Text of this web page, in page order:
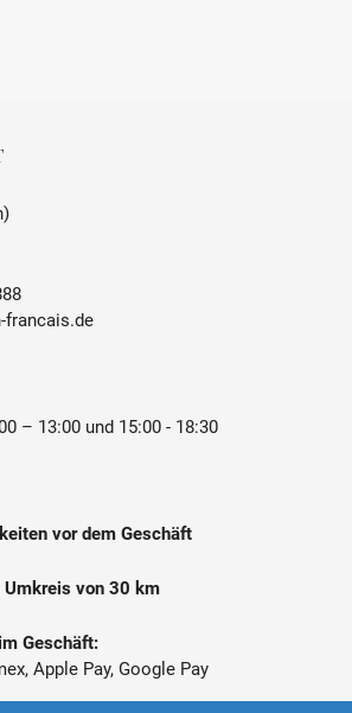
Longueville, 33250
francais.de
– 13:00 und 15:00 - 18:30
vor dem Geschäft
von 30 km
Geschäft:
Apple Pay, Google Pay